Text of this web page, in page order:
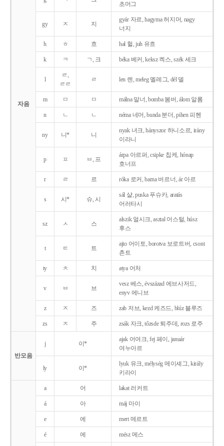
자음
초머그
gy ㅈ 지
gyár 자르, hagyma 허지머, nagy
너지
h ㅎ 흐 hal 헐, juh 유흐
k ㅋ ㄱ, 크 béka 베커, keksz 켁스, szék 세크
l
ㄹ,
ㄹㄹ
ㄹ len 렌, meleg 멜레그, dél 델
m ㅁ ㅁ málna 말너, bomba 봄버, álom 알롬
n ㄴ ㄴ néma 네머, bunda 분더, pihen 피헨
ny 니* 니
nyak 녀크, hányszor 하니소르, irány
이라니
p ㅍ ㅂ, 프
árpa 아르퍼, csipke 칩케, hónap
호너프
r ㄹ 르 róka 로커, barna 버르너, ár 아르
s 시* 슈, 시
sál 샬, puska 푸슈카, aratás
어러타시
sz ㅅ 스
alszik 얼시크, asztal 어스털, húsz
후스
t ㅌ 트
ajto 어이토, borotva 보로트버, csont
촌트
ty ㅊ 치 atya 어처
v ㅂ 브
vesz 베스, évszázad 에브사저드,
enyv 에니브
z ㅈ 즈 zab 저브, kezd 케즈드, blúz 블루즈
zs ㅈ 주 zsák 자크, tőzsde 퇴주데, rozs 로주
반모음
j 이*
ajak 어여크, fej 페이, január
여누아르
ly 이*
lyuk 유크, mélység 메이셰그, király
키라이
a 어 lakat 러커트
á 아 máj 마이
e 에 mert 메르트
é 에 mész 메스